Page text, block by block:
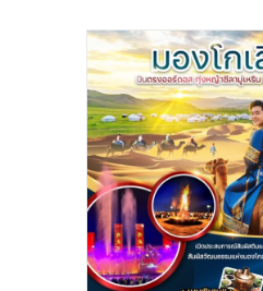
บริษัทเบสเฟร
เส้นทางที่ต้องการ
หน้าแรก